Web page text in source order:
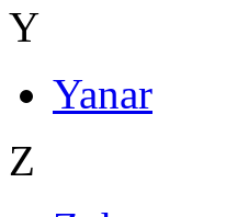
Y
Yanar
Z